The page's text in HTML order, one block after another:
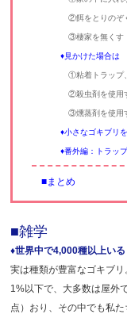
②餌をとりのぞ
③棲家を無くす
♦見かけた場合は
①粘着トラップ
②殺虫剤を使用
③燻蒸剤を使用
♦小さなゴキブリ
♦番外編：トラッ
■まとめ
■雑学
♦世界中で4,000種以上いる
実は種類が豊富なゴキブ
1%以下で、大多数は屋外
点）おり、その中でも私